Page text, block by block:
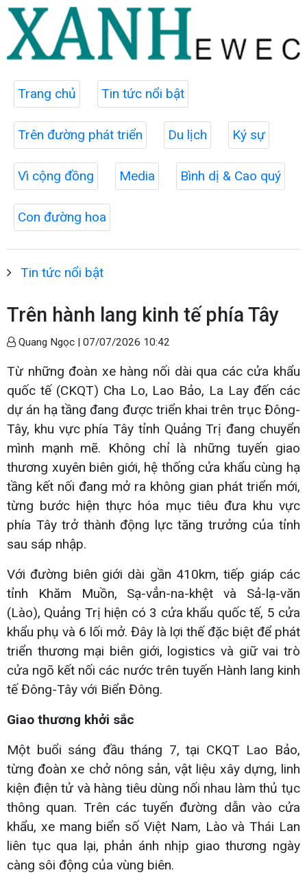
Trang chủ Tin tức nổi bật
Trên đường phát triển Du lịch Ký sự
Vì cộng đồng Media Bình dị & Cao quý
Con đường hoa
Tin tức nổi bật
Trên hành lang kinh tế phía Tây
Quang Ngọc | 07/07/2026 10:42
Từ những đoàn xe hàng nối dài qua các cửa khẩu
quốc tế (CKQT) Cha Lo, Lao Bảo, La Lay đến các
dự án hạ tầng đang được triển khai trên trục Đông-
Tây, khu vực phía Tây tỉnh Quảng Trị đang chuyển
mình mạnh mẽ. Không chỉ là những tuyến giao
thương xuyên biên giới, hệ thống cửa khẩu cùng hạ
tầng kết nối đang mở ra không gian phát triển mới,
từng bước hiện thực hóa mục tiêu đưa khu vực
phía Tây trở thành động lực tăng trưởng của tỉnh
sau sáp nhập.
Với đường biên giới dài gần 410km, tiếp giáp các
tỉnh Khăm Muồn, Sạ-vẳn-na-khệt và Sả-lạ-văn
(Lào), Quảng Trị hiện có 3 cửa khẩu quốc tế, 5 cửa
khẩu phụ và 6 lối mở. Đây là lợi thế đặc biệt để phát
triển thương mại biên giới, logistics và giữ vai trò
cửa ngõ kết nối các nước trên tuyến Hành lang kinh
tế Đông-Tây với Biển Đông.
Giao thương khởi sắc
Một buổi sáng đầu tháng 7, tại CKQT Lao Bảo,
từng đoàn xe chở nông sản, vật liệu xây dựng, linh
kiện điện tử và hàng tiêu dùng nối nhau làm thủ tục
thông quan. Trên các tuyến đường dẫn vào cửa
khẩu, xe mang biển số Việt Nam, Lào và Thái Lan
liên tục qua lại, phản ánh nhịp giao thương ngày
càng sôi động của vùng biên.